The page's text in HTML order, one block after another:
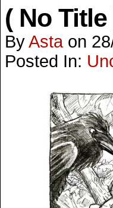
( No Title
ByAsta on
Posted In: